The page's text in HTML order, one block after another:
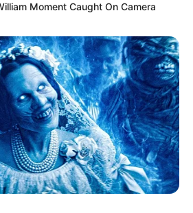
Moment Caught On Camera